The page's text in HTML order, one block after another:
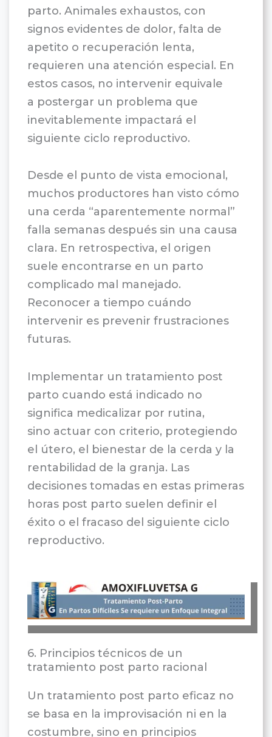
parto. Animales exhaustos, con
signos evidentes de dolor, falta de
apetito o recuperación lenta,
requieren una atención especial. En
estos casos, no intervenir equivale
a postergar un problema que
inevitablemente impactará el
siguiente ciclo reproductivo.
Desde el punto de vista emocional,
muchos productores han visto cómo
una cerda “aparentemente normal”
falla semanas después sin una causa
clara. En retrospectiva, el origen
suele encontrarse en un parto
complicado mal manejado.
Reconocer a tiempo cuándo
intervenir es prevenir frustraciones
futuras.
Implementar un tratamiento post
parto cuando está indicado no
significa medicalizar por rutina,
sino actuar con criterio, protegiendo
el útero, el bienestar de la cerda y la
rentabilidad de la granja. Las
decisiones tomadas en estas primeras
horas post parto suelen definir el
éxito o el fracaso del siguiente ciclo
reproductivo.
6. Principios técnicos de un
tratamiento post parto racional
Un tratamiento post parto eficaz no
se basa en la improvisación ni en la
costumbre, sino en principios